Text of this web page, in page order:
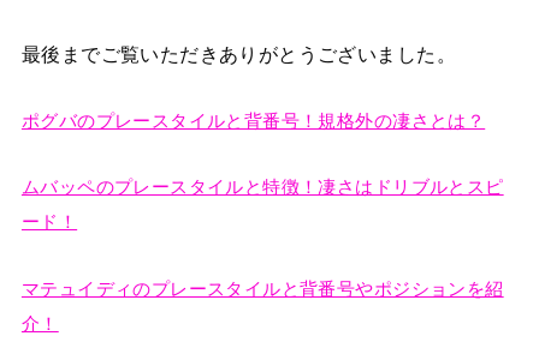
最後までご覧いただきありがとうございました。
ポグバのプレースタイルと背番号！規格外の凄さとは？
ムバッペのプレースタイルと特徴！凄さはドリブルとスピ
ード！
マテュイディのプレースタイルと背番号やポジションを紹
介！